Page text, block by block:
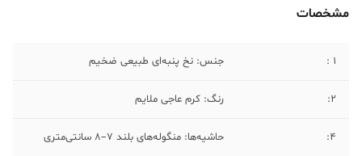
مشخصات
۱ : جنس: نخ پنبه‌ای طبیعی ضخیم
2: رنگ: کرم عاجی ملایم
۴: حاشیه‌ها: منگوله‌های بلند 7–8 سانتی‌متری